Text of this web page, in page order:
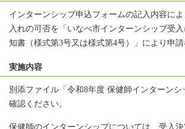
インターンシップ申込フォームの記入内容に
入れの可否を「いなべ市インターンシップ受
知書（様式第3号又は様式第4号）」により申請
実施内容
別添ファイル「令和8年度 保健師インターンシ
確認ください。
保健師のインターンシップについては、受入